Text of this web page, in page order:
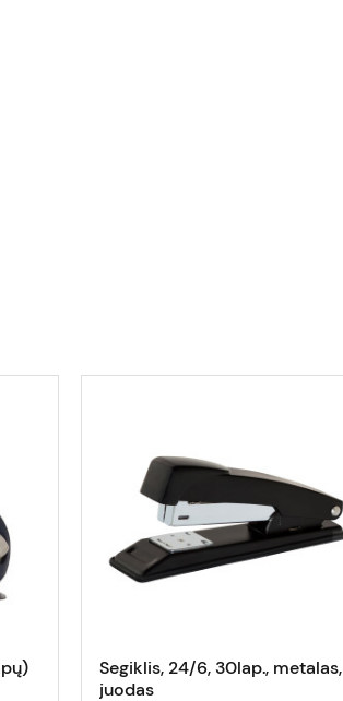
Segiklis, 24/6, 30lap., metalas,
juodas